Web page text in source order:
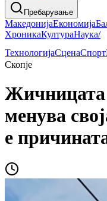
Пребарување
МакедонијаЕкономија
ХроникаКултураНаука/
ТехнологијаСценаСпорт
Скопје
Жичницата
менува
е